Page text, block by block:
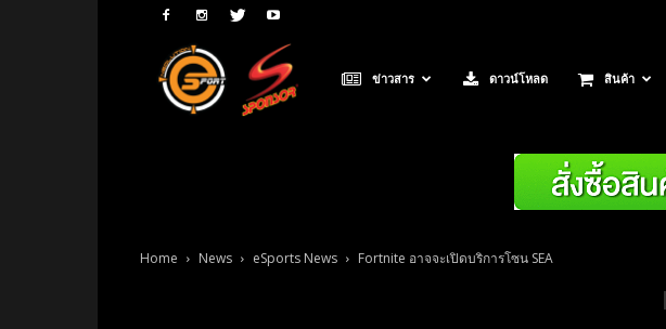
Neolution
ข่าวสาร ดาวน์โหลด สินค้า
Home News eSports News Fortnite อาจจะเปิดบริการโซน SEA